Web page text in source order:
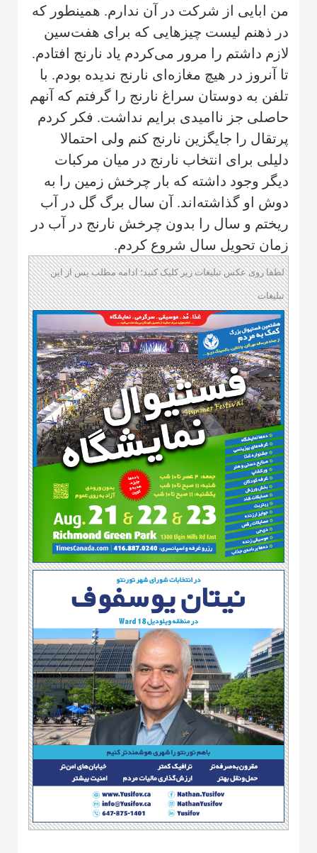
من ابايى از شركت در آن ندارم. همينطور كه
در ذهنم ليست چيزهايى كه براى هفت‌سين
لازم داشتم را مرور مى‌كردم ياد نارنج افتادم.
تا آنروز در هيچ مغازه‌اى نارنج نديده بودم. با
تلفن به دوستان سراغ نارنج را گرفتم كه آنهم
حاصلى جز نااميدى برايم نداشت. فكر كردم
پرتقال را جايگزين نارنج كنم ولى احتمالا
دليلى براى انتخاب نارنج در ميان مركبات
ديگر وجود داشته كه بار چرخش زمين را به
دوش او گذاشته‌اند. آن سال برگ گل در آب
ريختم و سال را بدون چرخش نارنج در آب در
زمان تحويل سال شروع كردم.
لطفا روی عکس تبلیغات زیر کلیک کنید؛ ادامه مطلب پس از این
تبلیغات